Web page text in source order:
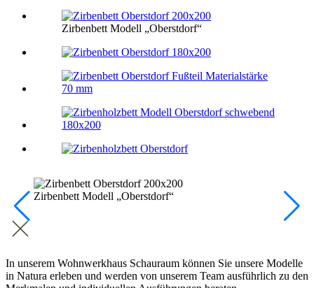
Zirbenbett Modell „Oberstdorf“
Zirbenbett Modell „Oberstdorf“
In unserem Wohnwerkhaus Schauraum können Sie unsere Modelle
in Natura erleben und werden von unserem Team ausführlich zu den